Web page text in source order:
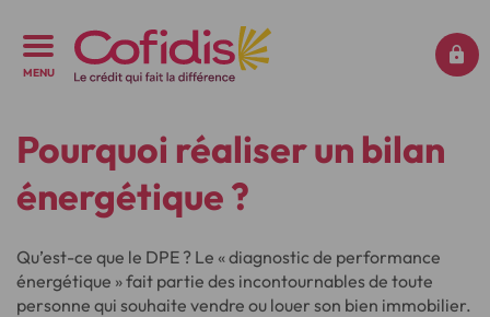
MENU
Pourquoi réaliser un bilan
énergétique ?
Qu’est-ce que le DPE ? Le « diagnostic de performance
énergétique » fait partie des incontournables de toute
personne qui souhaite vendre ou louer son bien immobilier.